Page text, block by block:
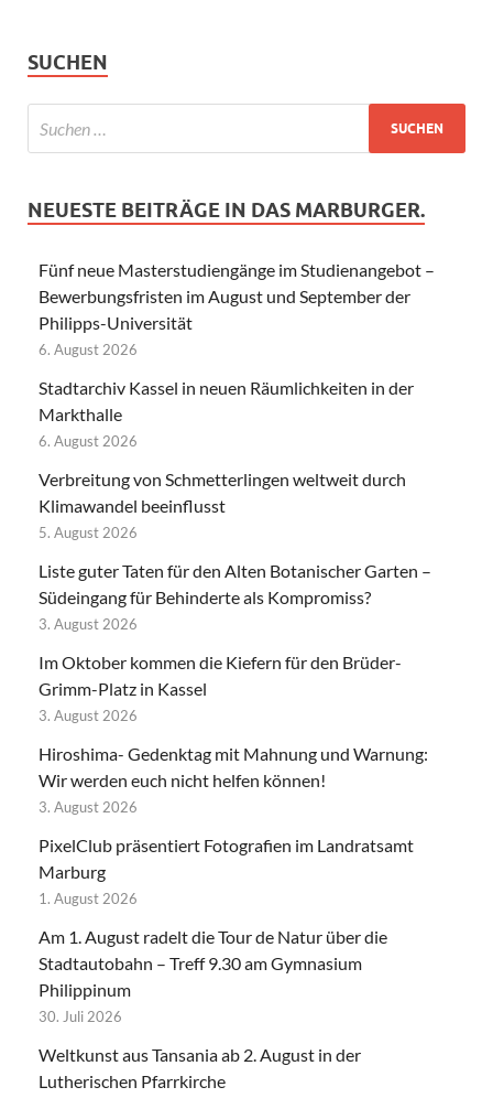
SUCHEN
NEUESTE BEITRÄGE IN DAS MARBURGER.
Fünf neue Masterstudiengänge im Studienangebot –
Bewerbungsfristen im August und September der
Philipps-Universität
6. August 2026
Stadtarchiv Kassel in neuen Räumlichkeiten in der
Markthalle
6. August 2026
Verbreitung von Schmetterlingen weltweit durch
Klimawandel beeinflusst
5. August 2026
Liste guter Taten für den Alten Botanischer Garten –
Südeingang für Behinderte als Kompromiss?
3. August 2026
Im Oktober kommen die Kiefern für den Brüder-
Grimm-Platz in Kassel
3. August 2026
Hiroshima- Gedenktag mit Mahnung und Warnung:
Wir werden euch nicht helfen können!
3. August 2026
PixelClub präsentiert Fotografien im Landratsamt
Marburg
1. August 2026
Am 1. August radelt die Tour de Natur über die
Stadtautobahn – Treff 9.30 am Gymnasium
Philippinum
30. Juli 2026
Weltkunst aus Tansania ab 2. August in der
Lutherischen Pfarrkirche